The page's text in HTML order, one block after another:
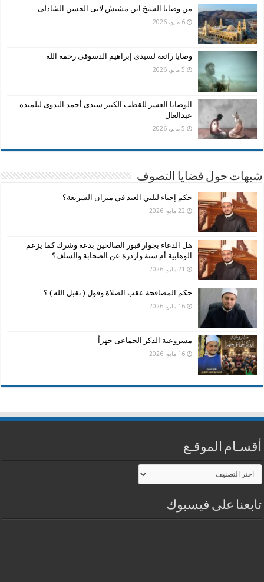
من وصايا الشيخ ابن مشيش لابى الحسن الشاذلى
6 مايو، 2026
وصايا رائعة لسيدى إبراهيم الدسوقى رحمه الله
5 مايو، 2026
الوصايا العشر للقطب الكبير سيدى أحمد البدوى لتلميذه
عبدالعال
5 مايو، 2026
شبهات حول قضايا التصوف
حكم إحياء ليلتي العيد في ميزان الشريعة؟
22 مايو، 2026
هل الدعاء بجوار قبور الصالحين بدعة وشرك كما يزعم
الوهابية أم سنة واردرة عن الصحابة والسلف؟
21 مايو، 2026
حكم المصافحة عقب الصلاة وقول ( تقبل الله ) ؟
16 مايو، 2026
مشروعية الذكر الجماعى جهراً
16 مايو، 2026
أقسـام الموقـع
أقسـام
الموقـع
تابعنا على فيسبوك